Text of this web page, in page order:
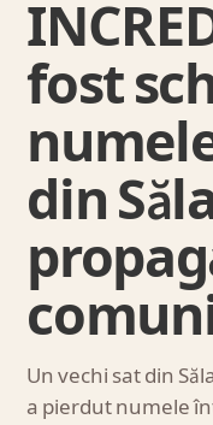
fost
din
Un vechi sat din
a pierdut numele